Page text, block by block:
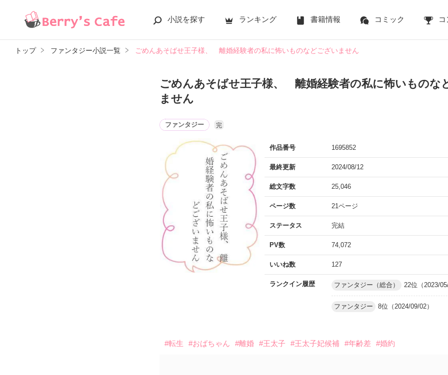
小説を探す ランキング 書籍情報 コミック
トップ ファンタジー小説一覧 ごめんあそばせ王子様、 離婚経験者の私に怖いものなどございません
ごめんあそばせ王子様、 離婚経験者の私に怖いものな
ません
ファンタジー 完
作品番号 1695852
最終更新 2024/08/12
総文字数 25,046
ページ数 21ページ
ステータス 完結
PV数 74,072
いいね数 127
ランクイン履歴 ファンタジー（総合） 22位（2023/
ファンタジー 8位（2024/09/02）
#転生 #おばちゃん #離婚 #王太子 #王太子妃候補 #年齢差 #婚約